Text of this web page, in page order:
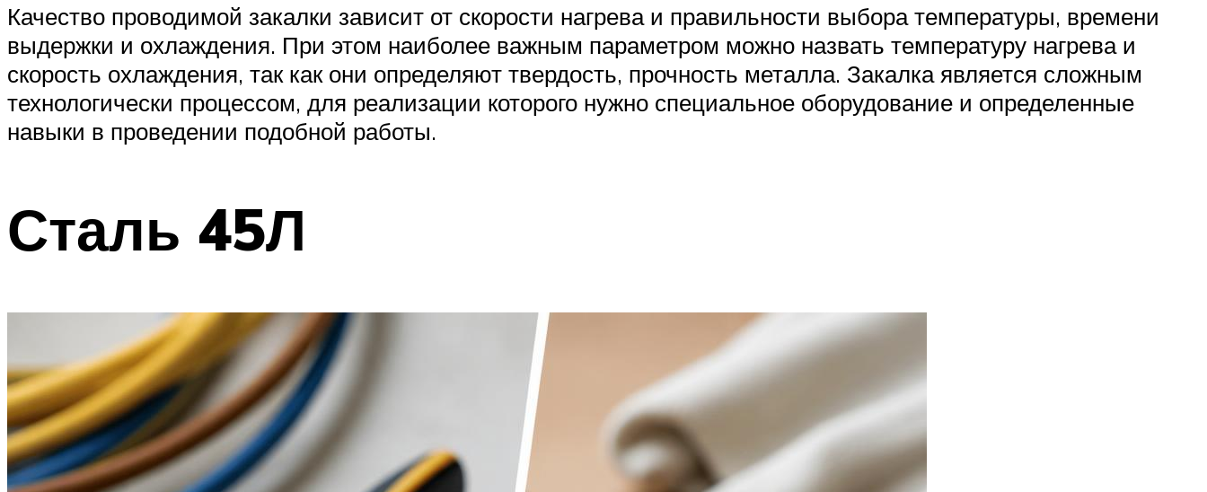
Качество проводимой закалки зависит от скорости нагрева и правильности выбора температуры, времени
выдержки и охлаждения. При этом наиболее важным параметром можно назвать температуру нагрева и
скорость охлаждения, так как они определяют твердость, прочность металла. Закалка является сложным
технологически процессом, для реализации которого нужно специальное оборудование и определенные
навыки в проведении подобной работы.
Сталь 45Л